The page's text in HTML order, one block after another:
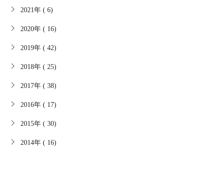
2021年 ( 6)
2020年 ( 16)
2019年 ( 42)
2018年 ( 25)
2017年 ( 38)
2016年 ( 17)
2015年 ( 30)
2014年 ( 16)